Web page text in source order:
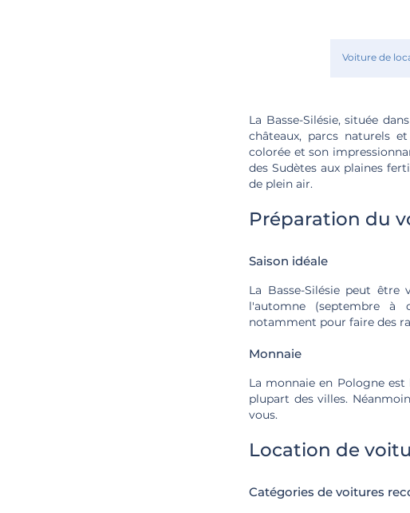
Voiture de
La Basse-Silésie, située
châteaux, parcs naturels
colorée et son
des Sudètes aux plaines
de plein air.
Préparation du
Saison idéale
La Basse-Silésie peut
l'automne (septembre à
notamment pour faire des
Monnaie
La monnaie en Pologne
plupart des villes.
vous.
Location de
Catégories de voitures